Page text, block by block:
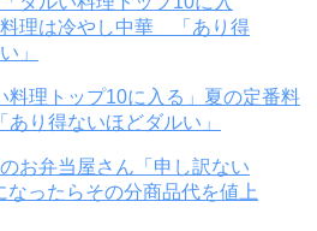
料理トップ10に入る」夏の定番料
り得ないほどダルい」